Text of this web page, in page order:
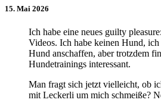
15. Mai 2026
Ich habe eine neues guilty
Videos. Ich habe keinen Hund,
Hund anschaffen, aber trotzdem
Hundetrainings interessant.
Man fragt sich jetzt vielleicht, ob
mit Leckerli um mich schmeiße?